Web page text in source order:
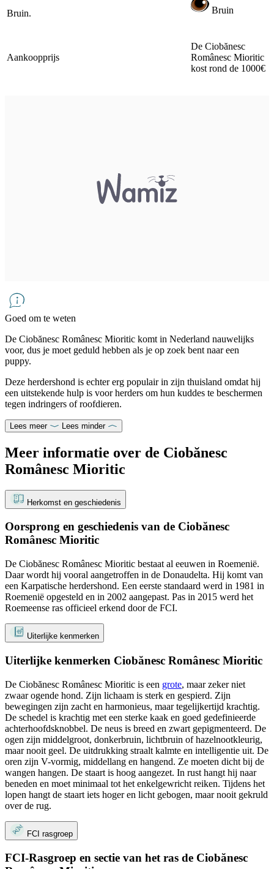
Bruin. Bruin
Aankoopprijs
De Ciobănesc
Românesc Mioritic
kost rond de 1000€
Goed om te weten
De Ciobănesc Românesc Mioritic komt in Nederland nauwelijks
voor, dus je moet geduld hebben als je op zoek bent naar een
puppy.
Deze herdershond is echter erg populair in zijn thuisland omdat hij
een uitstekende hulp is voor herders om hun kuddes te beschermen
tegen indringers of roofdieren.
Lees meer Lees minder
Meer informatie over de Ciobănesc
Românesc Mioritic
Herkomst en geschiedenis
Oorsprong en geschiedenis van de Ciobănesc
Românesc Mioritic
De Ciobănesc Românesc Mioritic bestaat al eeuwen in Roemenië.
Daar wordt hij vooral aangetroffen in de Donaudelta. Hij komt van
een Karpatische herdershond. Een eerste standaard werd in 1981 in
Roemenië opgesteld en in 2002 aangepast. Pas in 2015 werd het
Roemeense ras officieel erkend door de FCI.
Uiterlijke kenmerken
Uiterlijke kenmerken Ciobănesc Românesc Mioritic
De Ciobănesc Românesc Mioritic is een grote, maar zeker niet
zwaar ogende hond. Zijn lichaam is sterk en gespierd. Zijn
bewegingen zijn zacht en harmonieus, maar tegelijkertijd krachtig.
De schedel is krachtig met een sterke kaak en goed gedefinieerde
achterhoofdsknobbel. De neus is breed en zwart gepigmenteerd. De
ogen zijn middelgroot, donkerbruin, lichtbruin of hazelnootkleurig,
maar nooit geel. De uitdrukking straalt kalmte en intelligentie uit. De
oren zijn V-vormig, middellang en hangend. Ze moeten dicht bij de
wangen hangen. De staart is hoog aangezet. In rust hangt hij naar
beneden en moet minimaal tot het enkelgewricht reiken. Tijdens het
lopen hangt de staart iets hoger en licht gebogen, maar nooit gekruld
over de rug.
FCI rasgroep
FCI-Rasgroep en sectie van het ras de Ciobănesc